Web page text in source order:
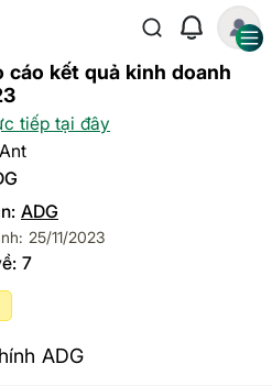
cáo kết quả kinh doanh
tiếp tại đây
ADG
25/11/2023
7
ADG